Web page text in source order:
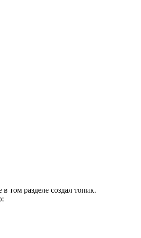
том разделе создал топик.